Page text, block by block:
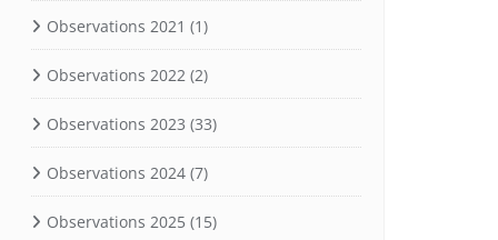
Observations 2021 (1)
Observations 2022 (2)
Observations 2023 (33)
Observations 2024 (7)
Observations 2025 (15)